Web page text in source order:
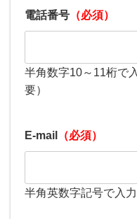
電話番号 （必須）
半角数字10～11桁で
要）
E-mail （必須）
半角英数字記号で入